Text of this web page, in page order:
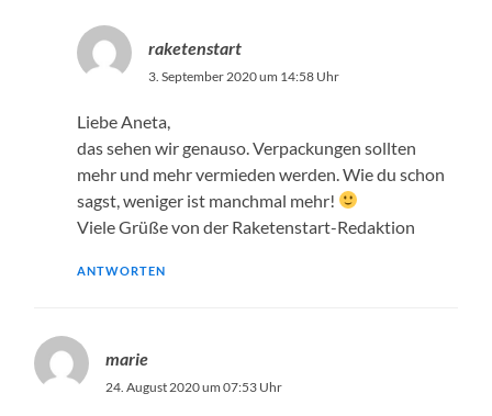
raketenstart
3. September 2020 um 14:58 Uhr
Liebe Aneta,
das sehen wir genauso. Verpackungen sollten
mehr und mehr vermieden werden. Wie du schon
sagst, weniger ist manchmal mehr!
Viele Grüße von der Raketenstart-Redaktion
ANTWORTEN
marie
24. August 2020 um 07:53 Uhr